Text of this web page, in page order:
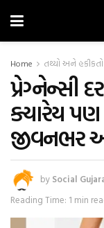
Home તથ્યો અને હકીકતો
પ્રેગ્નેન્સી
ક્યારેય પણ
જીવનભર
by Social
Reading Time: 1 min